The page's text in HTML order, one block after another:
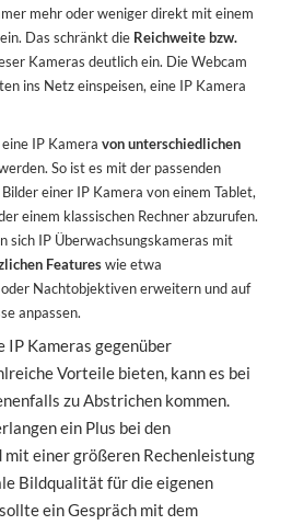
mehr oder weniger direkt mit einem
Das schränkt die Reichweite bzw.
Kameras deutlich ein. Die Webcam
ins Netz einspeisen, eine IP Kamera
IP Kameravon unterschiedlichen
So ist es mit der passenden
einer IP Kamera von einem Tablet,
einem klassischen Rechner abzurufen.
sich IP Überwachsungskameras mit
Featureswie etwa
Nachtobjektiven erweitern und auf
anpassen.
IP Kameras gegenüber
Vorteile bieten, kann es bei
zu Abstrichen kommen.
ein Plus bei den
mit einer größeren Rechenleistung
Bildqualität für die eigenen
ein Gespräch mit dem